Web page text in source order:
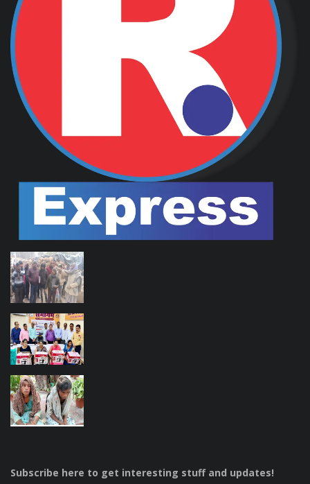
Subscribe here to get interesting stuff and updates!